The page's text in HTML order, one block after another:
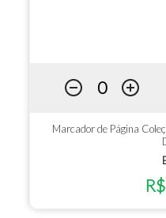
Marcador de Página